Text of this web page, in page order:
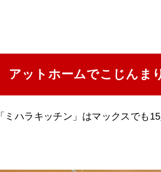
アットホームでこじんま
「ミハラキッチン」はマックスでも